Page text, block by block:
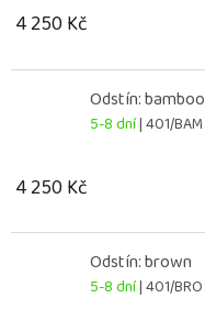
4 250 Kč
Odstín: bamboo
5-8 dní| 401/BAM
4 250 Kč
Odstín: brown
5-8 dní| 401/BRO